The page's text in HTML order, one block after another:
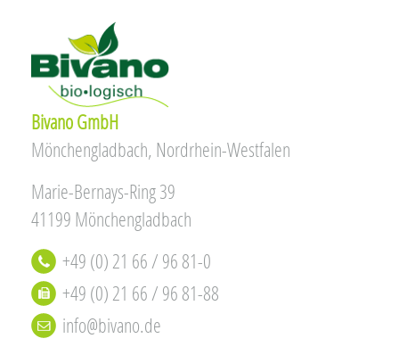
Bivano GmbH
Mönchengladbach, Nordrhein-Westfalen
Marie-Bernays-Ring 39
41199 Mönchengladbach
+49 (0) 21 66 / 96 81-0
+49 (0) 21 66 / 96 81-88
info@bivano.de